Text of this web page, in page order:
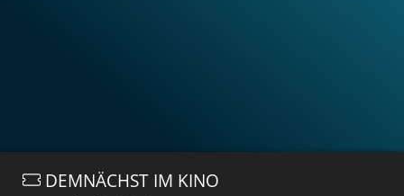
DEMNÄCHST IM KINO